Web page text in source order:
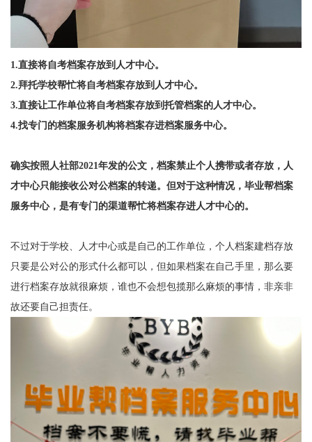
1.直接将自考档案存放到人才中心。
2.拜托学校帮忙将自考档案存放到人才中心。
3.直接让工作单位将自考档案存放到托管档案的人才中心。
4.找专门的档案服务机构将档案存进档案服务中心。
确实按照人社部2021年发的公文，档案禁止个人携带或者存放，人
才中心只能接收公对公档案的转递。但对于这种情况，毕业帮档案
服务中心，是有专门的渠道帮忙将档案存进人才中心的。
不过对于学校、人才中心或是自己的工作单位，个人档案建档存放
只要是公对公的形式什么都可以，但如果档案在自己手里，那么要
进行档案存放就很麻烦，谁也不会想包揽那么麻烦的事情，非亲非
故还要自己担责任。